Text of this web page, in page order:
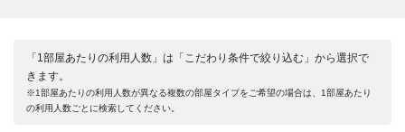
「1部屋あたりの利用人数」は「こだわり条件で絞り込む」から選択で
きます。
※1部屋あたりの利用人数が異なる複数の部屋タイプをご希望の場合は、1部屋あたり
の利用人数ごとに検索してください。